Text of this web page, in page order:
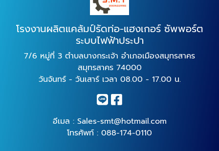
โรงงานผลิตแคล้มป์รัดท่อ-แฮงเกอร์ ซัพพอร์ต
ระบบไฟฟ้าประปา
7/6 หมู่ที่ 3 ตำบลบางกระเจ้า อำเภอเมืองสมุทรสาคร
สมุทรสาคร 74000
วันจันทร์ - วันเสาร์ เวลา 08.00 - 17.00 น.
อีเมล : Sales-smt@hotmail.com
โทรศัพท์ : 088-174-0110